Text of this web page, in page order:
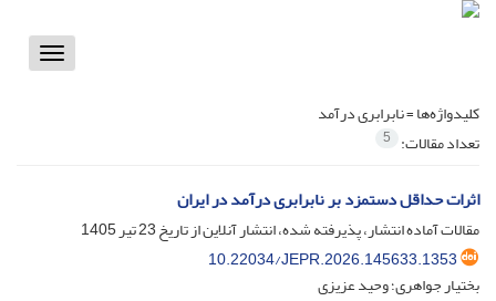
Toggle
کلیدواژه‌ها =نابرابری درآمد
تعداد مقالات: 5
اثرات حداقل دستمزد بر نابرابری درآمد در ایران
مقالات آماده انتشار، پذیرفته شده، انتشار آنلاین از تاریخ23 تیر 1405
10.22034/JEPR.2026.145633.1353
بختیار جواهری؛ وحید عزیزی